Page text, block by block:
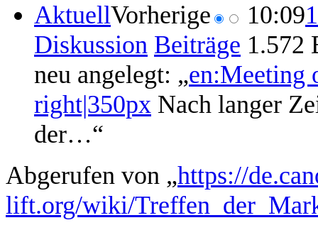
AktuellVorherige 10:09
Diskussion Beiträge 1.572
neu angelegt: „en:Meeting
right|350px Nach langer
der…“
Abgerufen von „https://
lift.org/wiki/